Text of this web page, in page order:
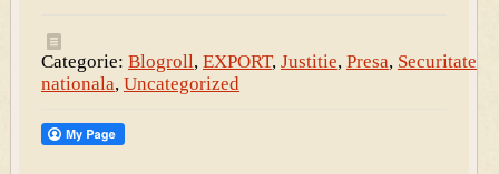
Categorie: Blogroll, EXPORT, Justitie, Presa, Securitate
nationala, Uncategorized